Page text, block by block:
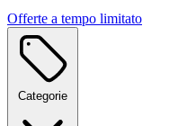
Offerte a tempo limitato
Categorie